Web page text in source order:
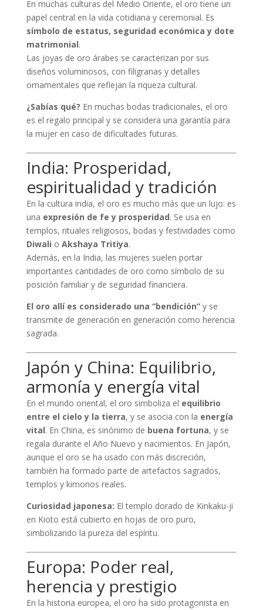
En muchas culturas del Medio Oriente, el oro tiene un
papel central en la vida cotidiana y ceremonial. Es
símbolo de estatus, seguridad económica y dote
matrimonial.
Las joyas de oro árabes se caracterizan por sus
diseños voluminosos, con filigranas y detalles
ornamentales que reflejan la riqueza cultural.
¿Sabías qué? En muchas bodas tradicionales, el oro
es el regalo principal y se considera una garantía para
la mujer en caso de dificultades futuras.
India: Prosperidad,
espiritualidad y tradición
En la cultura india, el oro es mucho más que un lujo: es
una expresión de fe y prosperidad. Se usa en
templos, rituales religiosos, bodas y festividades como
Diwali o Akshaya Tritiya.
Además, en la India, las mujeres suelen portar
importantes cantidades de oro como símbolo de su
posición familiar y de seguridad financiera.
El oro allí es considerado una “bendición”y se
transmite de generación en generación como herencia
sagrada.
Japón y China: Equilibrio,
armonía y energía vital
En el mundo oriental, el oro simboliza el equilibrio
entre el cielo y la tierra, y se asocia con la energía
vital. En China, es sinónimo de buena fortuna, y se
regala durante el Año Nuevo y nacimientos. En Japón,
aunque el oro se ha usado con más discreción,
también ha formado parte de artefactos sagrados,
templos y kimonos reales.
Curiosidad japonesa: El templo dorado de Kinkaku-ji
en Kioto está cubierto en hojas de oro puro,
simbolizando la pureza del espíritu.
Europa: Poder real,
herencia y prestigio
En la historia europea, el oro ha sido protagonista en